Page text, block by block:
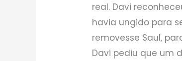
real. Davi
havia ungido para
removesse Saul,
Davi pediu que um